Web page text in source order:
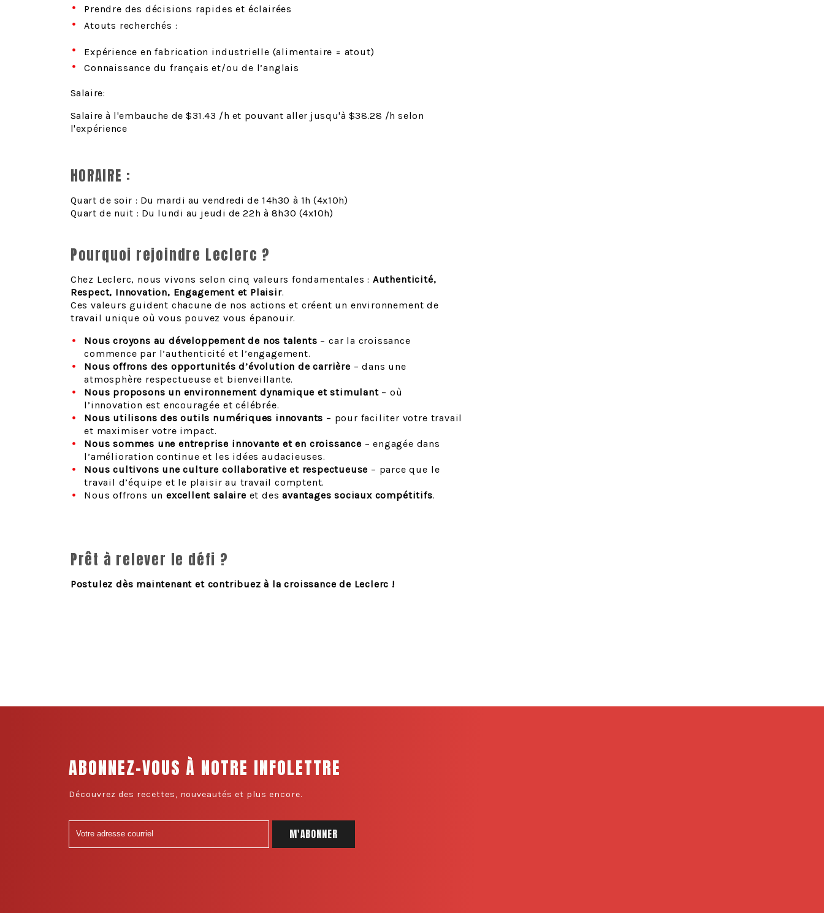
Prendre des décisions rapides et éclairées
Atouts recherchés :
Expérience en fabrication industrielle (alimentaire = atout)
Connaissance du français et/ou de l’anglais
Salaire:
Salaire à l'embauche de$31.43 /h et pouvant aller jusqu'à $38.28 /h selon
l'expérience
HORAIRE :
Quart de soir : Du mardi au vendredi de 14h30 à 1h (4x10h)
Quart de nuit : Du lundi au jeudi de 22h à 8h30 (4x10h)
Pourquoi rejoindre Leclerc ?
Chez Leclerc, nous vivons selon cinq valeurs fondamentales : Authenticité,
Respect, Innovation, Engagement et Plaisir.
Ces valeurs guident chacune de nos actions et créent un environnement de
travail unique où vous pouvez vous épanouir.
Nous croyons au développement de nos talents – car la croissance
commence par l’authenticité et l’engagement.
Nous offrons des opportunités d’évolution de carrière – dans une
atmosphère respectueuse et bienveillante.
Nous proposons un environnement dynamique et stimulant– où
l’innovation est encouragée et célébrée.
Nous utilisons des outils numériques innovants – pour faciliter votre travail
et maximiser votre impact.
Nous sommes une entreprise innovante et en croissance – engagée dans
l’amélioration continue et les idées audacieuses.
Nous cultivons une culture collaborative et respectueuse – parce que le
travail d’équipe et le plaisir au travail comptent.
Nous offrons unexcellent salaire et desavantages sociaux compétitifs.
Prêt à relever le défi ?
Postulez dès maintenant et contribuez à la croissance de Leclerc !
ABONNEZ-VOUS À NOTRE INFOLETTRE
Découvrez des recettes, nouveautés et plus encore.